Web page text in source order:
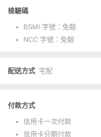
檢驗碼
BSMI 字號： 免驗
NCC 字號： 免驗
配送方式 宅配
付款方式
信用卡一次付款
信用卡分期付款